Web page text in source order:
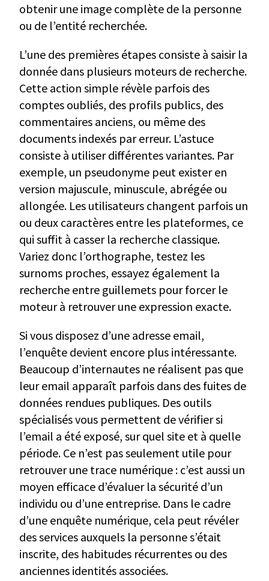
obtenir une image complète de la personne
ou de l’entité recherchée.
L’une des premières étapes consiste à saisir la
donnée dans plusieurs moteurs de recherche.
Cette action simple révèle parfois des
comptes oubliés, des profils publics, des
commentaires anciens, ou même des
documents indexés par erreur. L’astuce
consiste à utiliser différentes variantes. Par
exemple, un pseudonyme peut exister en
version majuscule, minuscule, abrégée ou
allongée. Les utilisateurs changent parfois un
ou deux caractères entre les plateformes, ce
qui suffit à casser la recherche classique.
Variez donc l’orthographe, testez les
surnoms proches, essayez également la
recherche entre guillemets pour forcer le
moteur à retrouver une expression exacte.
Si vous disposez d’une adresse email,
l’enquête devient encore plus intéressante.
Beaucoup d’internautes ne réalisent pas que
leur email apparaît parfois dans des fuites de
données rendues publiques. Des outils
spécialisés vous permettent de vérifier si
l’email a été exposé, sur quel site et à quelle
période. Ce n’est pas seulement utile pour
retrouver une trace numérique : c’est aussi un
moyen efficace d’évaluer la sécurité d’un
individu ou d’une entreprise. Dans le cadre
d’une enquête numérique, cela peut révéler
des services auxquels la personne s’était
inscrite, des habitudes récurrentes ou des
anciennes identités associées.